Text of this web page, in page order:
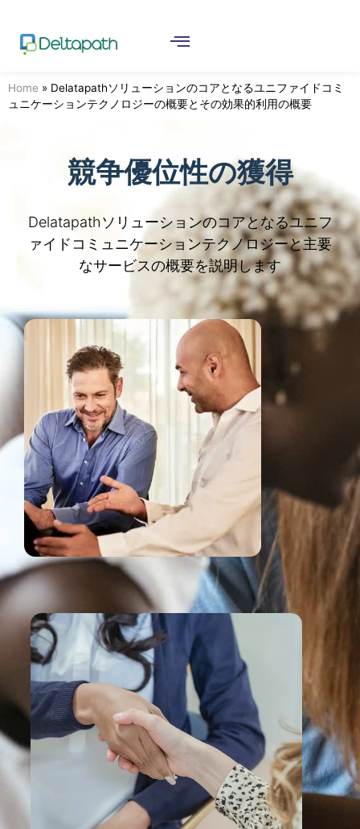
Home » Delatapathソリューションのコアとなるユニファイドコミ
ュニケーションテクノロジーの概要とその効果的利用の概要
競争優位性の獲得
Delatapathソリューションのコアとなるユニフ
ァイドコミュニケーションテクノロジーと主要
なサービスの概要を説明します